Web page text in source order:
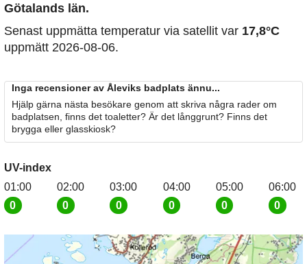
Götalands län.
Senast uppmätta temperatur via satellit var 17,8°C
uppmätt 2026-08-06.
Inga recensioner av Åleviks badplats ännu...
Hjälp gärna nästa besökare genom att skriva några rader om
badplatsen, finns det toaletter? Är det långgrunt? Finns det
brygga eller glasskiosk?
UV-index
01:00
0
02:00
0
03:00
0
04:00
0
05:00
0
06:00
0